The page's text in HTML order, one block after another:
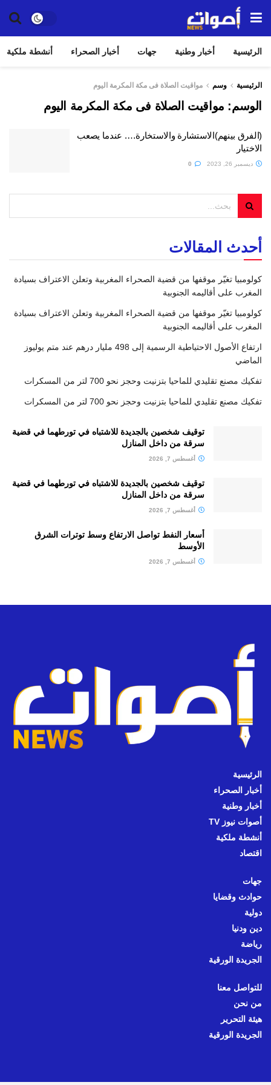
الرئيسية أخبار وطنية جهات أخبار الصحراء أنشطة ملكية
الرئيسية وسم مواقيت الصلاة فى مكة المكرمة اليوم
الوسم: مواقيت الصلاة فى مكة المكرمة اليوم
(الفرق بينهم)الاستشارة والاستخارة…. عندما يصعب
الاختيار
ديسمبر 26, 2023
أحدث المقالات
كولومبيا تغيّر موقفها من قضية الصحراء المغربية وتعلن الاعتراف بسيادة
المغرب على أقاليمه الجنوبية
كولومبيا تغيّر موقفها من قضية الصحراء المغربية وتعلن الاعتراف بسيادة
المغرب على أقاليمه الجنوبية
ارتفاع الأصول الاحتياطية الرسمية إلى 498 مليار درهم عند متم يوليوز
الماضي
تفكيك مصنع تقليدي للماحيا بتزنيت وحجز نحو 700 لتر من المسكرات
تفكيك مصنع تقليدي للماحيا بتزنيت وحجز نحو 700 لتر من المسكرات
توقيف شخصين بالجديدة للاشتباه في تورطهما في قضية
سرقة من داخل المنازل
أغسطس 7, 2026
توقيف شخصين بالجديدة للاشتباه في تورطهما في قضية
سرقة من داخل المنازل
أغسطس 7, 2026
أسعار النفط تواصل الارتفاع وسط توترات الشرق
الأوسط
أغسطس 7, 2026
الرئيسية
أخبار الصحراء
أخبار وطنية
أصوات نيوز TV
أنشطة ملكية
اقتصاد
جهات
حوادث وقضايا
دولية
دين ودنيا
رياضة
الجريدة الورقية
للتواصل معنا
من نحن
هيئة التحرير
الجريدة الورقية